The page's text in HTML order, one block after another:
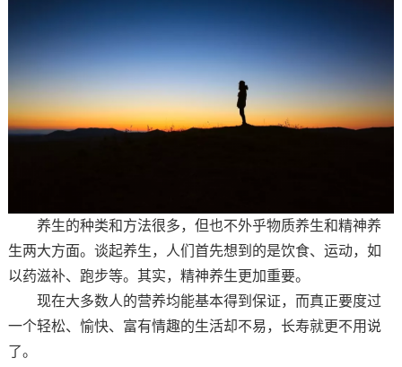
养生的种类和方法很多，但也不外乎物质养生和精神养
生两大方面。谈起养生，人们首先想到的是饮食、运动，如
以药滋补、跑步等。其实，精神养生更加重要。
现在大多数人的营养均能基本得到保证，而真正要度过
一个轻松、愉快、富有情趣的生活却不易，长寿就更不用说
了。